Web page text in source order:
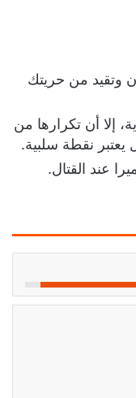
وتقيد من حريتك
إلا أن تكرارها من
نقطة سلبية.
عند القتال.